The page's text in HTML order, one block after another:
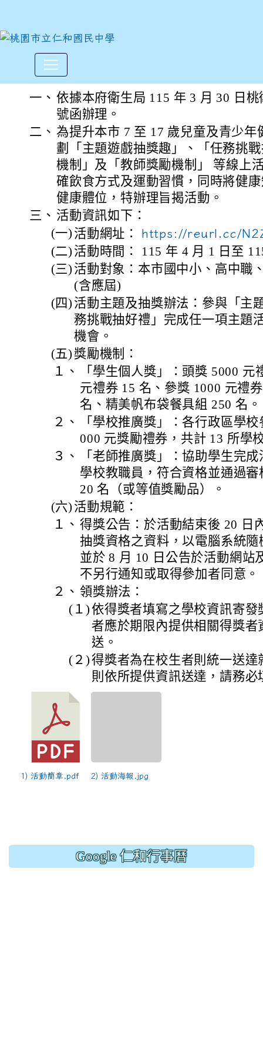
本府衛生局辦理115年桃園
一、 依據本府衛生局 115 年 3 月 30 日
號函辦理。
二、 為提升本市 7 至 17 歲兒童及青少
劃「主題遊戲抽獎趣」、「任務挑
機制」及「教師獎勵機制」 等線上
確飲食方式及運動習慣，同時將健
健康體位，特辦理旨揭活動。
三、 活動資訊如下：
(一) 活動網址： https://reurl.cc/
(二) 活動時間： 115 年 4 月 1 日至
(三) 活動對象：本市國中小、高中職
(含應屆)
(四) 活動主題及抽獎辦法：參與「主
務挑戰抽好禮」完成任一項主題
機會。
(五) 獎勵機制：
１、
「學生個人獎」：頭獎 5000 元
元禮券 15 名、參獎 1000 元禮
名、精美帆布袋餐具組 250 名。
２、
「學校推廣獎」：各行政區學
000 元獎勵禮券，共計 13 所學
３、
「老師推廣獎」：協助學生完
學校教職員，符合資格並通過
20 名（或等值獎勵品）。
(六) 活動規範：
１、 得獎公告：於活動結束後 20 日
抽獎資格之資料，以電腦系統
並於 8 月 10 日公告於活動網站
不另行通知或取得參加者同意。
２、 領獎辦法：
(１)依得獎者填寫之學校資訊寄
者應於期限內提供相關得獎
送。
(２)得獎者為在校生者則統一送
則依所提供資訊送達，請務必
1) 活動簡章.pdf 2) 活動海報.jpg
Google 仁和行事曆